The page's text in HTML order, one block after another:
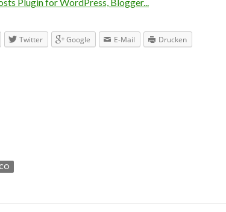
Twitter Google E-Mail Drucken